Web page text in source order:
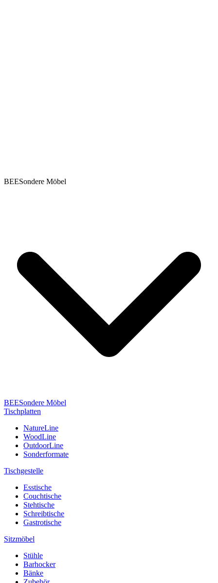
BEESondere Möbel
BEESondere Möbel
Tischplatten
NatureLine
WoodLine
OutdoorLine
Sonderformate
Tischgestelle
Esstische
Couchtische
Stehtische
Schreibtische
Gastrotische
Sitzmöbel
Stühle
Barhocker
Bänke